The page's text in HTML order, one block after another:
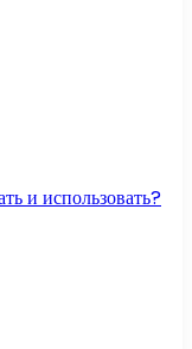
и использовать?